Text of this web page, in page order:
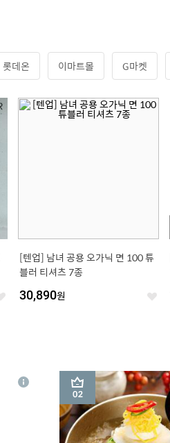
롯데온 이마트몰 G마켓
좋
[텐업] 남녀 공용 오가닉 면 100 튜
블러 티셔츠 7종
30,890원 좋
상
2